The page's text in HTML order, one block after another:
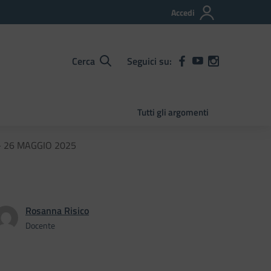
Accedi
Cerca Seguici su:
Tutti gli argomenti
MAGGIO 2025
Rosanna Risico
Docente